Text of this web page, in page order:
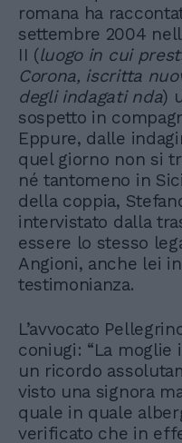
romana ha
settembre 2004
II (luogo in cui
Corona, iscritta
degli indagati nda)
sospetto in
Eppure, dalle
quel giorno non si
né tantomeno in
della coppia,
intervistato dalla
essere lo stesso
Angioni, anche lei
testimonianza.
L’avvocato
coniugi: “La moglie
un ricordo
visto una signora
quale in quale
verificato che in